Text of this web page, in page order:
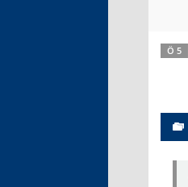
Ö 5